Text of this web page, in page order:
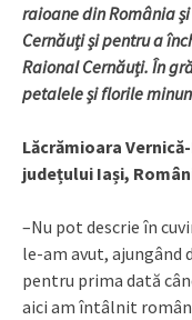
raioane din România
Cernăuți și pentru a
Raional Cernăuți. În
petalele și florile
Lăcrămioara
județului Iași,
–Nu pot descrie în
le-am avut, ajungând
pentru prima dată
aici am întâlnit